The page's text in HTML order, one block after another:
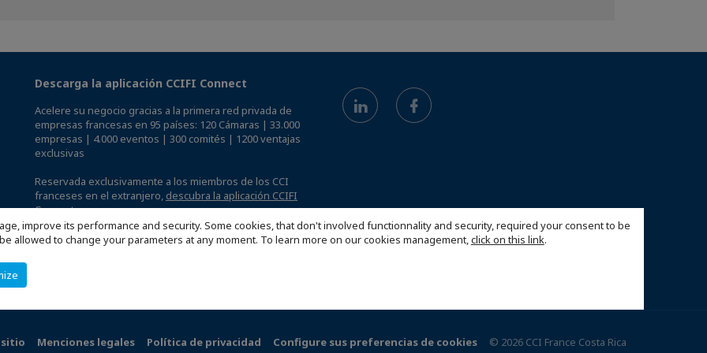
improve its performance and security. Some cookies, that don't involved functionnality and security, required your consent to be
allowed to change your parameters at any moment. To learn more on our cookies management,click on this link.
Descarga la aplicación CCIFI Connect
Acelere su negocio gracias a la primera red privada de
empresas francesas en 95 países: 120 Cámaras | 33.000
empresas | 4.000 eventos | 300 comités | 1200 ventajas
exclusivas
Reservada exclusivamente a los miembros de los CCI
franceses en el extranjero, descubra la aplicación CCIFI
Connect..
sitio Menciones legales Política de privacidad Configure sus preferencias de cookies © 2026 CCI France Costa Rica